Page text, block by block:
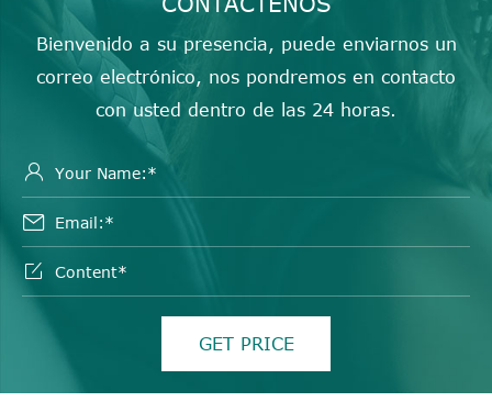
Bienvenido a su presencia, puede enviarnos un
correo electrónico, nos pondremos en contacto
con usted dentro de las 24 horas.



GET PRICE